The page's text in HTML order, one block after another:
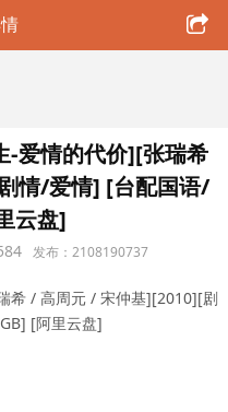
-爱情的代价][张瑞希
情/爱情] [台配国语/
云盘]
发布：2108190737
希 / 高周元 / 宋仲基][2010][剧
[阿里云盘]